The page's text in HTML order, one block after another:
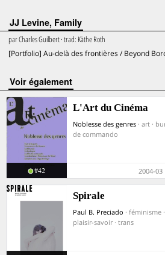
JJ Levine, Family
parCharles Guilbert· trad: Käthe Roth
[Portfolio] Au-delà des frontières / Beyond
voir également
L'Art du Cinéma
Noblesse des genres · art ·
de commando
#42 2004-03
Spirale
Paul B. Preciado · féminisme
plaisir-savoir · trans